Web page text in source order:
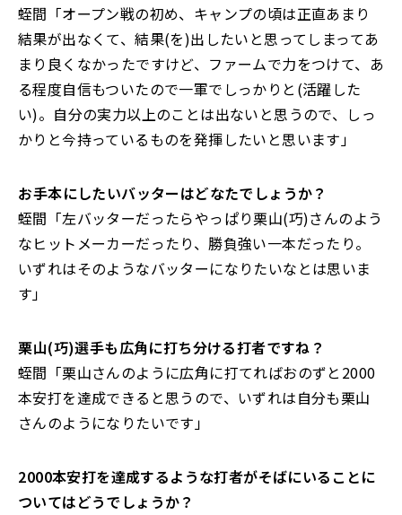
蛭間「オープン戦の初め、キャンプの頃は正直あまり
結果が出なくて、結果(を)出したいと思ってしまってあ
まり良くなかったですけど、ファームで力をつけて、あ
る程度自信もついたので一軍でしっかりと(活躍した
い)。自分の実力以上のことは出ないと思うので、しっ
かりと今持っているものを発揮したいと思います」
――お手本にしたいバッターはどなたでしょうか？
蛭間「左バッターだったらやっぱり栗山(巧)さんのよう
なヒットメーカーだったり、勝負強い一本だったり。
いずれはそのようなバッターになりたいなとは思いま
す」
――栗山(巧)選手も広角に打ち分ける打者ですね？
蛭間「栗山さんのように広角に打てればおのずと2000
本安打を達成できると思うので、いずれは自分も栗山
さんのようになりたいです」
――2000本安打を達成するような打者がそばにいることに
ついてはどうでしょうか？